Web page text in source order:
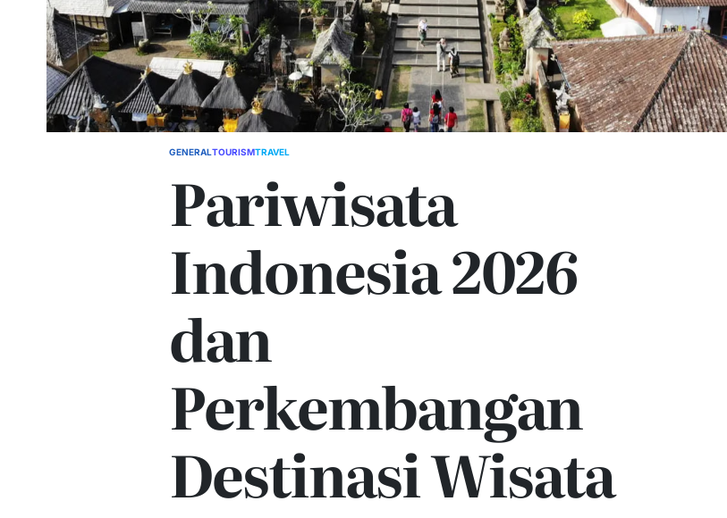
POSTED
GENERALTOURISMTRAVEL
Pariwisata
Indonesia 2026
dan
Perkembangan
Destinasi Wisata